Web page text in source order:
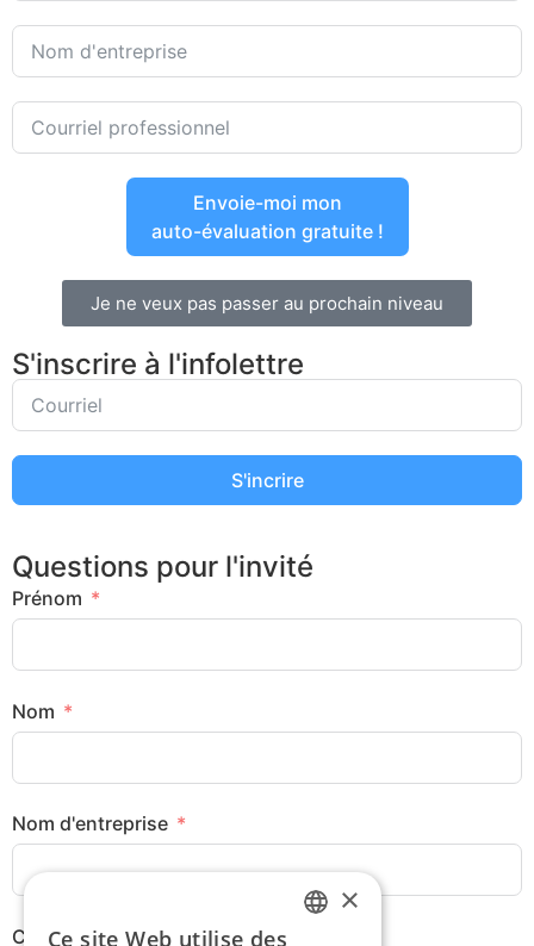
Envoie-moi mon
auto-évaluation gratuite !
Je ne veux pas passer au prochain niveau
S'inscrire à l'infolettre
S'incrire
Questions pour l'invité
Prénom
Nom
Nom d'entreprise
Courriel professionnel
×
Ce site Web utilise des